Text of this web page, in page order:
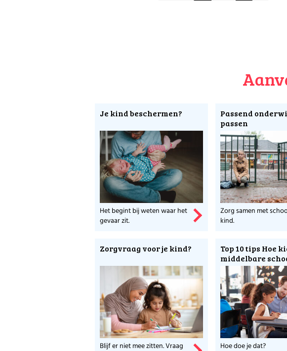
Meer weten over je puber met
Check opvoeden.nl voor nuttige en
Meer weten over de makers van dit
Ga naar Stichting Voor Werkende
Je kind beschermen?
Het begint bij weten waar het
gevaar zit.
Passend
passen
Zorg samen met
kind.
Zorgvraag voor je kind?
Blijf er niet mee zitten. Vraag
Top 10 tips Hoe
middelbare
Hoe doe je dat?